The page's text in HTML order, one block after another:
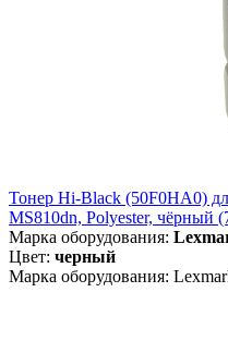
Тонер Hi-Black (50F0HA0)
MS810dn, Polyester, чёрный
Марка оборудования:
Цвет: черный
Марка оборудования: